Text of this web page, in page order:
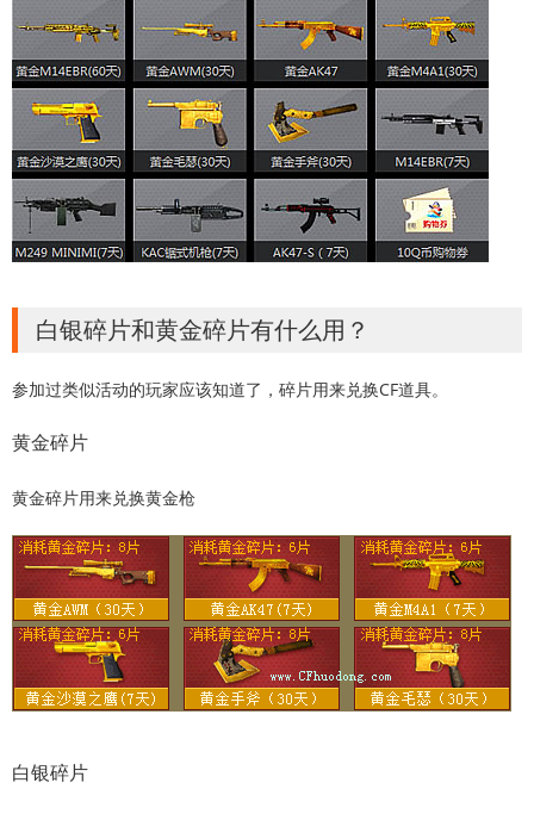
白银碎片和黄金碎片有什么用？
参加过类似活动的玩家应该知道了，碎片用来兑换CF道具。
黄金碎片
黄金碎片用来兑换黄金枪
白银碎片